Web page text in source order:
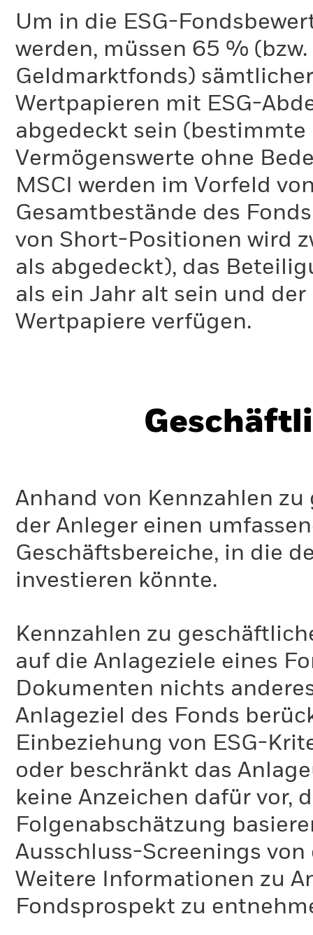
Um in die ESG-
werden, müssen 65 %
Geldmarktfonds)
Wertpapieren mit ESG-
abgedeckt sein
Vermögenswerte ohne
MSCI werden im Vorfeld
Gesamtbestände des
von Short-Positionen wird
als abgedeckt), das
als ein Jahr alt sein und
Wertpapiere verfügen.
Anhand von Kennzahlen
der Anleger einen
Geschäftsbereiche, in die
investieren könnte.
Kennzahlen zu
auf die Anlageziele eines
Dokumenten nichts
Anlageziel des Fonds
Einbeziehung von ESG-
oder beschränkt das
keine Anzeichen dafür vor,
Folgenabschätzung
Ausschluss-Screenings
Weitere Informationen zu
Fondsprospekt zu